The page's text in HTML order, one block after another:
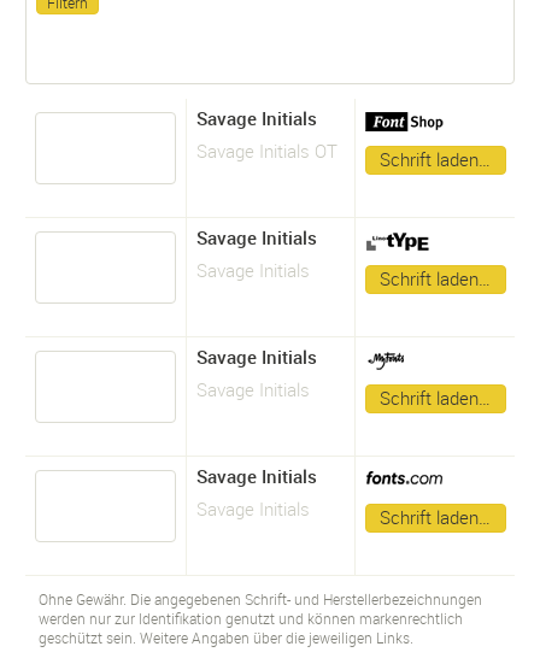
Savage Initials
Savage Initials OT
Schrift laden…
Savage Initials
Savage Initials
Schrift laden…
Savage Initials
Savage Initials
Schrift laden…
Savage Initials
Savage Initials
Schrift laden…
Ohne Gewähr. Die angegebenen Schrift- und Herstellerbezeichnungen
werden nur zur Identifikation genutzt und können markenrechtlich
geschützt sein. Weitere Angaben über die jeweiligen Links.